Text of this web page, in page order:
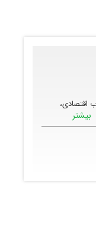
اقتصادی،
بیشتر